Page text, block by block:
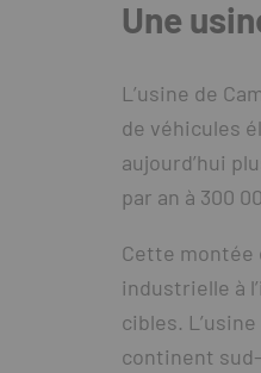
Une
L’usine de
de véhicules
aujourd’hui
par an à 300
Cette montée
industrielle à
cibles.
continent